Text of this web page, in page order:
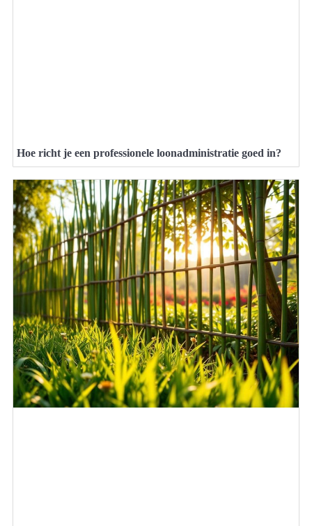
Hoe richt je een professionele loonadministratie goed in?